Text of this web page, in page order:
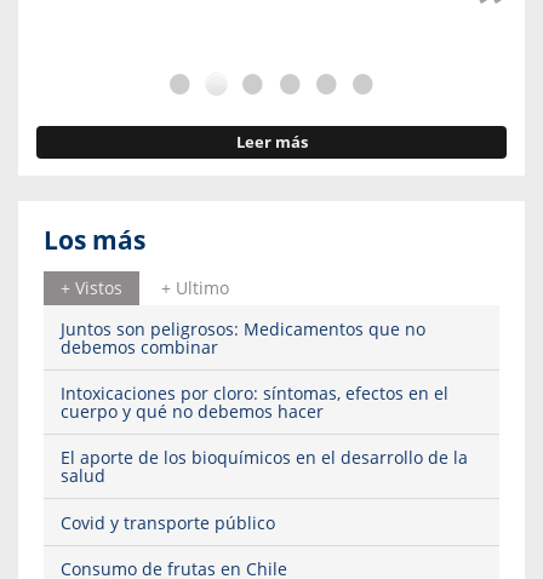
Leer más
Los más
+ Vistos
+ Ultimo
Juntos son peligrosos: Medicamentos que no
debemos combinar
Intoxicaciones por cloro: síntomas, efectos en el
cuerpo y qué no debemos hacer
El aporte de los bioquímicos en el desarrollo de la
salud
Covid y transporte público
Consumo de frutas en Chile